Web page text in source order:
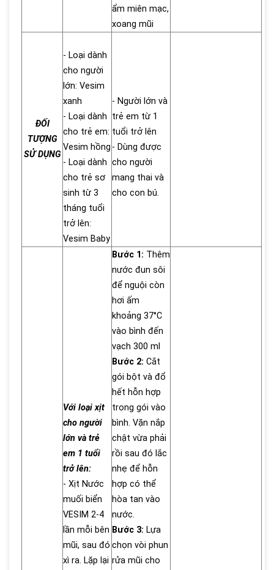
ẩm miên mạc,
xoang mũi
ĐỐI
TƯỢNG
SỬ DỤNG
- Loại dành
cho người
lớn: Vesim
xanh
- Loại dành
cho trẻ em:
Vesim hồng
- Loại dành
cho trẻ sơ
sinh từ 3
tháng tuổi
trở lên:
Vesim Baby
- Người lớn và
trẻ em từ 1
tuổi trở lên
- Dùng được
cho người
mang thai và
cho con bú.
Với loại xịt
cho người
lớn và trẻ
em 1 tuổi
trở lên:
- Xịt Nước
muối biển
VESIM 2-4
lần mỗi bên
mũi, sau đó
xì ra. Lặp lại
Bước 1: Thêm
nước đun sôi
để nguội còn
hơi ấm
khoảng 37°C
vào bình đến
vạch 300 ml
Bước 2: Cắt
gói bột và đổ
hết hỗn hợp
trong gói vào
bình. Vặn nắp
chật vừa phải
rồi sau đó lắc
nhẹ để hỗn
hợp có thể
hòa tan vào
nước.
Bước 3: Lựa
chọn vòi phun
rửa mũi cho